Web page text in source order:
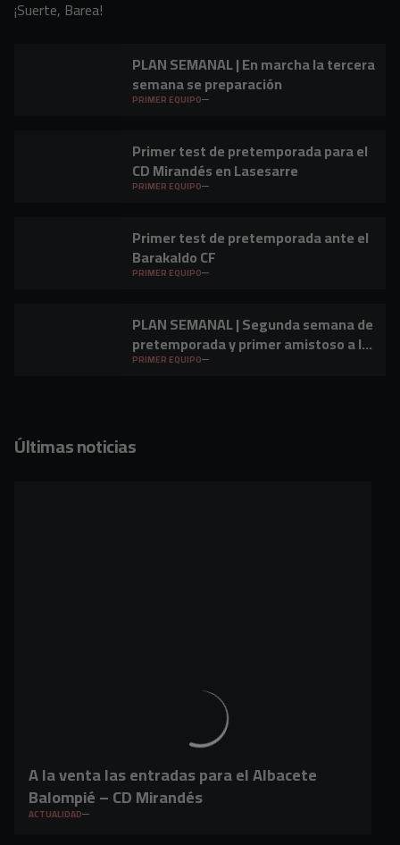
¡Suerte, Barea!
PLAN SEMANAL | En marcha la tercera
semana se preparación
PRIMER EQUIPO
Primer test de pretemporada para el
CD Mirandés en Lasesarre
PRIMER EQUIPO
Primer test de pretemporada ante el
Barakaldo CF
PRIMER EQUIPO
PLAN SEMANAL | Segunda semana de
pretemporada y primer amistoso a la
vista
PRIMER EQUIPO
Últimas noticias
A la venta las entradas para el Albacete
Balompié – CD Mirandés
ACTUALIDAD